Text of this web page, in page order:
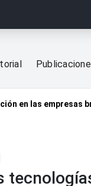
en las empresas